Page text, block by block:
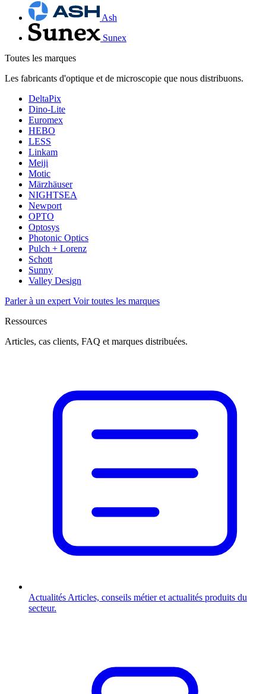
Ash
Sunex
Toutes les marques
Les fabricants d'optique et de microscopie que nous distribuons.
DeltaPix
Dino-Lite
Euromex
HEBO
LESS
Linkam
Meiji
Motic
Märzhäuser
NIGHTSEA
Newport
OPTO
Optosys
Photonic Optics
Pulch + Lorenz
Schott
Sunny
Valley Design
Parler à un expert Voir toutes les marques
Ressources
Articles, cas clients, FAQ et marques distribuées.
Actualités Articles, conseils métier et actualités produits du
secteur.